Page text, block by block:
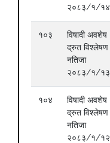
२०८३/१/१४
१०३
विषादी अवशेष
द्रुत विश्लेषण
नतिजा
२०८३/१/१३
१०४
विषादी अवशेष
द्रुत विश्लेषण
नतिजा
२०८३/१/१२